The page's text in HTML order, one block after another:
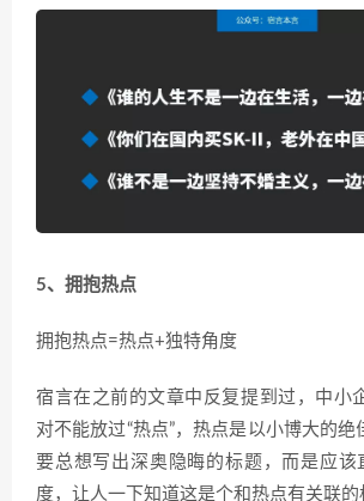
5、拥抱热点
拥抱热点=热点+独特角度
宿言在之前的文章中反复提到过，中小
对不能放过“热点”，热点是以小博大的
要总想写出深奥隐晦的标题，而是应该
度，让人一下知道这是个和热点有关联的